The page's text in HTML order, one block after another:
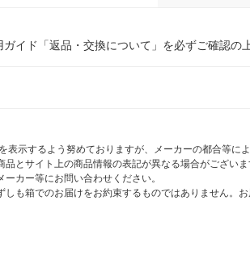
イド「返品・交換について」を必ずご確認の
表示するよう努めておりますが、メーカーの都合等
とサイト上の商品情報の表記が異なる場合がござい
カー等にお問い合わせください。
も箱でのお届けをお約束するものではありません。